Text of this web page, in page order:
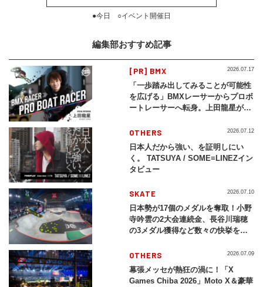
●今日 ○イベント開催日
編集部おすすめ記事
[PR] BMX
「一歩踏み出してみることが可能性
を広げる」BMXレーサーからプロボ
ートレーサーへ転身。上田龍星が体
2026.07.17
OTHERS
日本人だから強い、を証明しにい
く。 TATSUYA / SOME≡LINEZイン
タビュー
2026.07.12
SKATE
日本勢が17個のメダルを奪取！小野
寺吟雲の2大会連続金、長谷川瑞穂
の3メダル獲得など数々の快挙をプ
2026」
2026.07.10
OTHERS
幕張メッセが熱狂の渦に！「X
Games Chiba 2026」Moto X＆豪華
2026.07.09